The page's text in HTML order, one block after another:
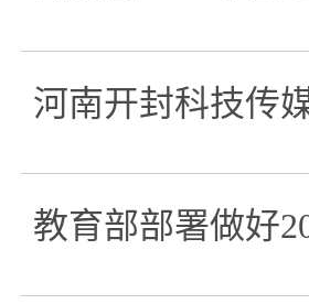
河南开封科技传
教育部部署做好